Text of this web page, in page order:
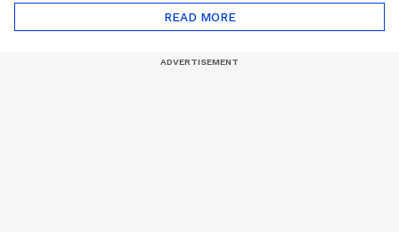
ന്ത്?| Unmadham
Movie| Kunchacko
READ MORE